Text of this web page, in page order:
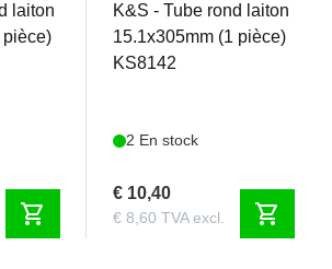
laiton
pièce)
shopping_cart
K&S - Tube rond laiton
15.1x305mm (1 pièce)
KS8142
2 En stock
€ 10,40
€ 8,60 TVA excl. shopping_cart